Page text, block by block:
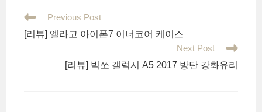
Read
articles
Previous Post
[리뷰] 엘라고 아이폰7 이너코어 케이스
Next Post
[리뷰] 빅쏘 갤럭시 A5 2017 방탄 강화유리